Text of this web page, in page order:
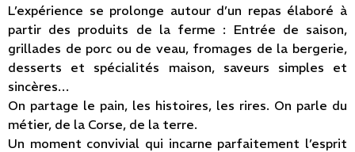
L’expérience se prolonge autour d’un repas élaboré à
partir des produits de la ferme : Entrée de saison,
grillades de porc ou de veau, fromages de la bergerie,
desserts et spécialités maison, saveurs simples et
sincères…
On partage le pain, les histoires, les rires. On parle du
métier, de la Corse, de la terre.
Un moment convivial qui incarne parfaitement l’esprit